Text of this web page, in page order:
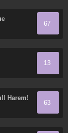
67
13
Harem!
63